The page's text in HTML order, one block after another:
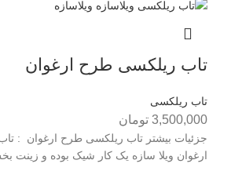
تاب ریلکسی طرح ارغوان
تاب ریلکسی
3,500,000 تومان
جزئیات بیشتر تاب ریلکسی طرح ارغوان :
ارغوان ويلا سازه يک کار شيک بوده و زينت